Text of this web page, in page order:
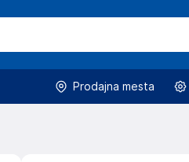
Prodajna mesta